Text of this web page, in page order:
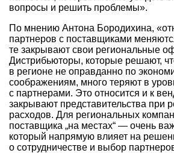
вопросы и решить проблемы».
По мнению Антона Бородихина,
партнеров с поставщиками
те закрывают свои региональные
Дистрибьюторы, которые решают,
в регионе не оправданно по
соображениям, много теряют в
с партнерами. Это относится и к
закрывают представительства при
расходов. Для региональных
поставщика „на местах“ — очень
который напрямую влияет на
о сотрудничестве и выбор